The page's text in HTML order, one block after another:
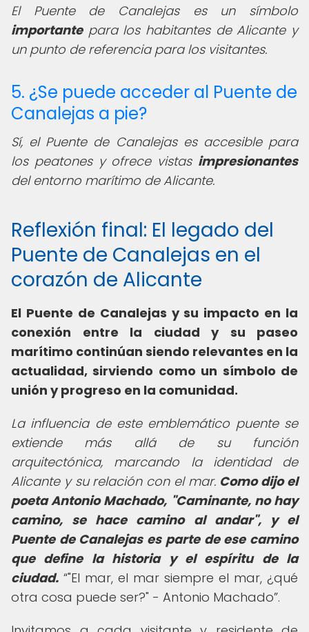
El Puente de Canalejas es un símbolo
importantepara los habitantes de Alicante y
un punto de referencia para los visitantes.
5. ¿Se puede acceder al Puente de
Canalejas a pie?
Sí, el Puente de Canalejas es accesible para
los peatones y ofrece vistas impresionantes
del entorno marítimo de Alicante.
Reflexión final: El legado del
Puente de Canalejas en el
corazón de Alicante
El Puente de Canalejas y su impacto en la
conexión entre la ciudad y su paseo
marítimo continúan siendo relevantes en la
actualidad, sirviendo como un símbolo de
unión y progreso en la comunidad.
La influencia de este emblemático puente se
extiende más allá de su función
arquitectónica, marcando la identidad de
Alicante y su relación con el mar. Como dijo el
poeta Antonio Machado, "Caminante, no hay
camino, se hace camino al andar", y el
Puente de Canalejas es parte de ese camino
que define la historia y el espíritu de la
ciudad. "El mar, el mar siempre el mar, ¿qué
otra cosa puede ser?" - Antonio Machado .